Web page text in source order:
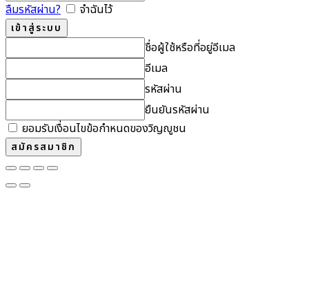
ลืมรหัสผ่าน?
จำฉันไว้
ชื่อผู้ใช้หรือที่อยู่อีเมล
อีเมล
รหัสผ่าน
ยืนยันรหัสผ่าน
ยอมรับเงื่อนไขข้อกำหนดของวิญญูชน